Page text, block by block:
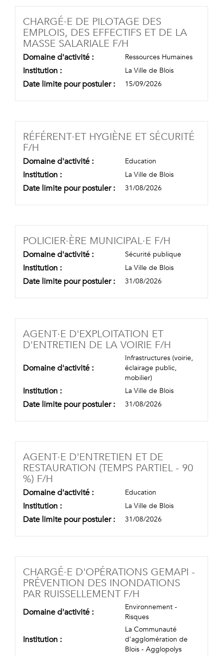
CHARGÉ·E DE PILOTAGE DES
EMPLOIS, DES EFFECTIFS ET DE LA
MASSE SALARIALE F/H
Domaine d'activité : Ressources Humaines
Institution : La Ville de Blois
Date limite pour postuler : 15/09/2026
RÉFÉRENT·ET HYGIÈNE ET SÉCURITÉ
F/H
Domaine d'activité : Education
Institution : La Ville de Blois
Date limite pour postuler : 31/08/2026
POLICIER·ÈRE MUNICIPAL·E F/H
Domaine d'activité : Sécurité publique
Institution : La Ville de Blois
Date limite pour postuler : 31/08/2026
AGENT·E D'EXPLOITATION ET
D'ENTRETIEN DE LA VOIRIE F/H
Domaine d'activité :
Infrastructures (voirie,
éclairage public,
mobilier)
Institution : La Ville de Blois
Date limite pour postuler : 31/08/2026
AGENT·E D'ENTRETIEN ET DE
RESTAURATION (TEMPS PARTIEL - 90
%) F/H
Domaine d'activité : Education
Institution : La Ville de Blois
Date limite pour postuler : 31/08/2026
CHARGÉ·E D'OPÉRATIONS GEMAPI -
PRÉVENTION DES INONDATIONS
PAR RUISSELLEMENT F/H
Domaine d'activité :
Environnement -
Risques
Institution :
La Communauté
d'agglomération de
Blois - Agglopolys